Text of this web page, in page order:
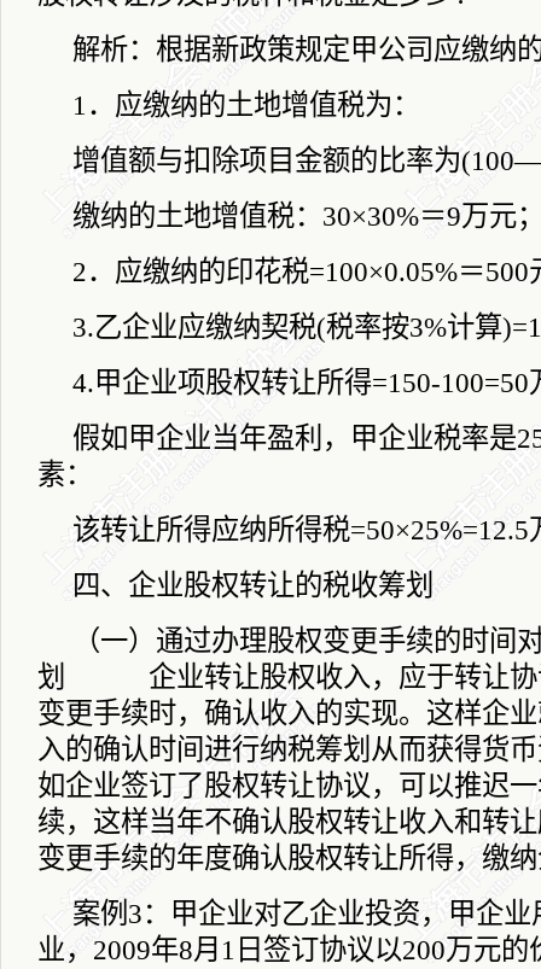
解析：根据新政策规定甲公司应缴纳
1 ．应缴纳的土地增值税为：
增值额与扣除项目金额的比率为(100
缴纳的土地增值税： 30×30%＝9万元
2．应缴纳的印花税=100×0.05%＝500
3.乙企业应缴纳契税(税率按3%计算
4.甲企业项股权转让所得=150-100=50
假如甲企业当年盈利，甲企业税率是
素：
该转让所得应纳所得税=50×25%=12.5
四、企业股权转让的税收筹划
（一）通过办理股权变更手续的时间
划 企业转让股权收入，应于转让协
变更手续时，确认收入的实现。这样企
入的确认时间进行纳税筹划从而获得货
如企业签订了股权转让协议，可以推迟
续，这样当年不确认股权转让收入和转
变更手续的年度确认股权转让所得，缴
案例 3：甲企业对乙企业投资，甲企业
业， 2009年8月 1 日 签订协议以200万元的